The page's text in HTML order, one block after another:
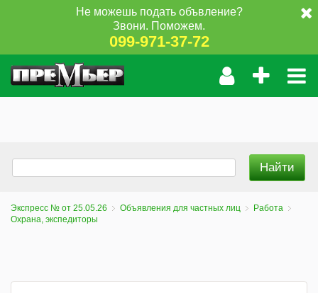
Не можешь подать объвление?
Звони. Поможем.
099-971-37-72
Экспресс № от 25.05.26 Объявления для частных лиц
Работа
Охрана, экспедиторы